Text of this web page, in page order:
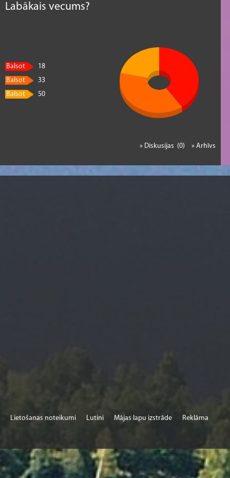
Labākais vecums?
Balsot
18
Balsot
33
Balsot
50
» Arhīvs
» Diskusijas (0)
Lietošanas noteikumi Lutini Mājas lapu izstrāde Reklāma